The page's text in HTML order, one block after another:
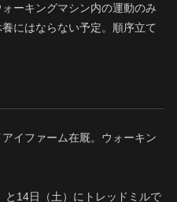
ーキングマシン内の運動のみ
にはならない予定。順序立て
イファーム在厩。ウォーキン
14日（土）にトレッドミルで